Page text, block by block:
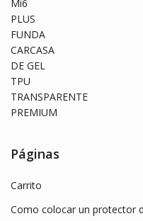
Páginas
Carrito
Como colocar un protector